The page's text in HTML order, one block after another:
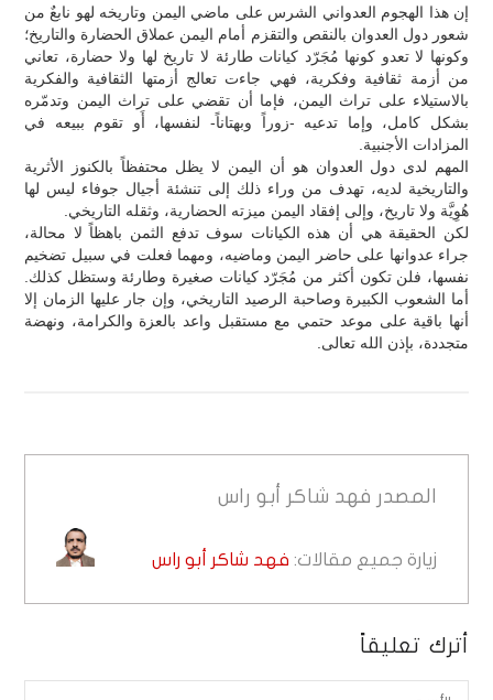
إن هذا الهجوم العدواني الشرس على ماضي اليمن وتاريخه لهو نابعٌ من
شعور دول العدوان بالنقص والتقزم أمام اليمن عملاق الحضارة والتاريخ؛
وكونها لا تعدو كونها مُجَرّد كيانات طارئة لا تاريخ لها ولا حضارة، تعاني
من أزمة ثقافية وفكرية، فهي جاءت تعالج أزمتها الثقافية والفكرية
بالاستيلاء على تراث اليمن، فإما أن تقضي على تراث اليمن وتدمّره
بشكل كامل، وإما تدعيه -زوراً وبهتاناً- لنفسها، أَو تقوم ببيعه في
المزادات الأجنبية.
المهم لدى دول العدوان هو أن اليمن لا يظل محتفظاً بالكنوز الأثرية
والتاريخية لديه، تهدف من وراء ذلك إلى تنشئة أجيال جوفاء ليس لها
هُوِيَّة ولا تاريخ، وإلى إفقاد اليمن ميزته الحضارية، وثقله التاريخي.
لكن الحقيقة هي أن هذه الكيانات سوف تدفع الثمن باهظاً لا محالة،
جراء عدوانها على حاضر اليمن وماضيه، ومهما فعلت في سبيل تضخيم
نفسها، فلن تكون أكثر من مُجَرّد كيانات صغيرة وطارئة وستظل كذلك.
أما الشعوب الكبيرة وصاحبة الرصيد التاريخي، وإن جار عليها الزمان إلا
أنها باقية على موعد حتمي مع مستقبل واعد بالعزة والكرامة، ونهضة
متجددة، بإذن الله تعالى.
المصدر فهد شاكر أبو راس
زيارة جميع مقالات: فهد شاكر أبو راس
أترك تعليقاً